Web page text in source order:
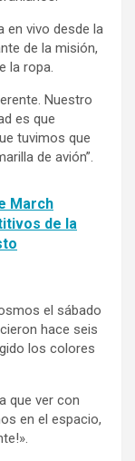
en vivo desde la
de la misión,
la ropa.
Nuestro
es que
tuvimos que
de avión”.
March
de la
el sábado
hace seis
los colores
que ver con
en el espacio,